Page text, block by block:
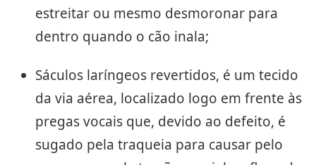
estreitar ou mesmo desmoronar para
dentro quando o cão inala;
Sáculos laríngeos revertidos, é um tecido
da via aérea, localizado logo em frente às
pregas vocais que, devido ao defeito, é
sugado pela traqueia para causar pelo